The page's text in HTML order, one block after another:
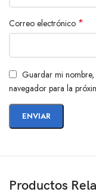
Correo electrónico *
Guardar mi
navegador para la
Productos